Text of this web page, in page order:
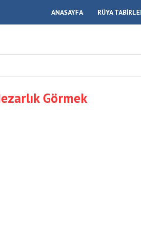
ANASAYFA RÜYA
Görmek